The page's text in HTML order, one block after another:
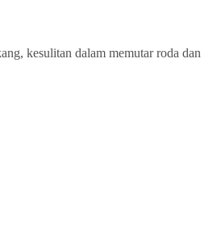
kesulitan dalam memutar roda dan